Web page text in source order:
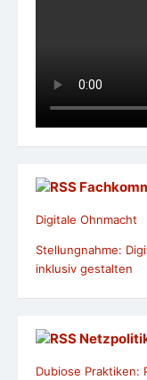
Digitale Ohnmacht
Stellungnahme:
inklusiv gestalten
Dubiose Praktiken: